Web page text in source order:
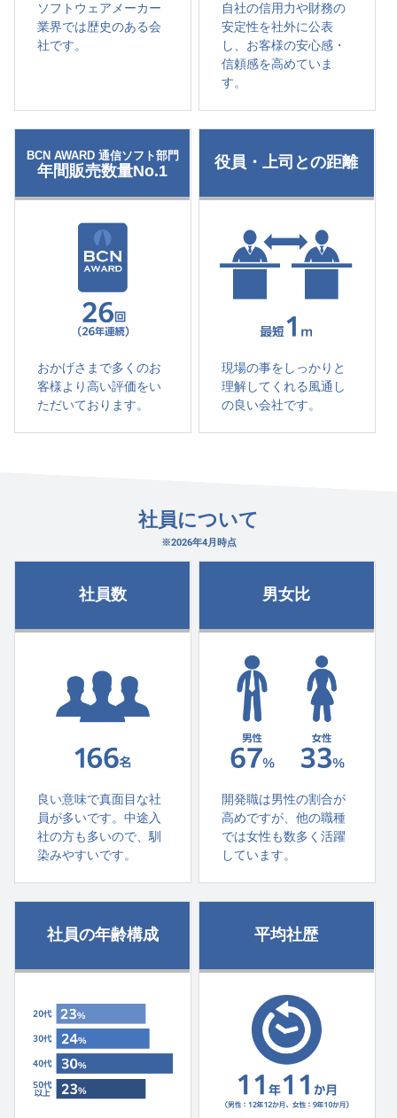
ソフトウェアメーカー
業界では歴史のある会
社です。
自社の信用力や財務の
安定性を社外に公表
し、お客様の安心感・
信頼感を高めていま
す。
BCN AWARD 通信ソフト部門
年間販売数量No.1
おかげさまで多くのお
客様より高い評価をい
ただいております。
役員・上司との距離
現場の事をしっかりと
理解してくれる風通し
の良い会社です。
社員について
※2026年4月時点
社員数
良い意味で真面目な社
員が多いです。中途入
社の方も多いので、馴
染みやすいです。
男女比
開発職は男性の割合が
高めですが、他の職種
では女性も数多く活躍
しています。
社員の年齢構成 平均社歴